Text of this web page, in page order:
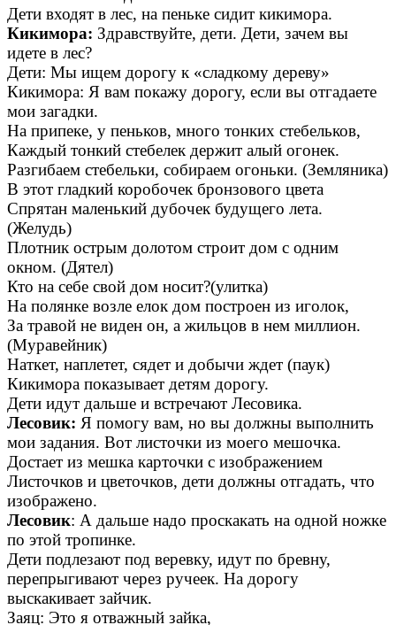
Дети входят в лес, на пеньке сидит кикимора.
Кикимора: Здравствуйте, дети. Дети, зачем вы
идете в лес?
Дети: Мы ищем дорогу к «сладкому дереву»
Кикимора: Я вам покажу дорогу, если вы отгадаете
мои загадки.
На припеке, у пеньков, много тонких стебельков,
Каждый тонкий стебелек держит алый огонек.
Разгибаем стебельки, собираем огоньки. (Земляника)
В этот гладкий коробочек бронзового цвета
Спрятан маленький дубочек будущего лета.
(Желудь)
Плотник острым долотом строит дом с одним
окном. (Дятел)
Кто на себе свой дом носит?(улитка)
На полянке возле елок дом построен из иголок,
За травой не виден он, а жильцов в нем миллион.
(Муравейник)
Наткет, наплетет, сядет и добычи ждет (паук)
Кикимора показывает детям дорогу.
Дети идут дальше и встречают Лесовика.
Лесовик: Я помогу вам, но вы должны выполнить
мои задания. Вот листочки из моего мешочка.
Достает из мешка карточки с изображением
Листочков и цветочков, дети должны отгадать, что
изображено.
Лесовик: А дальше надо проскакать на одной ножке
по этой тропинке.
Дети подлезают под веревку, идут по бревну,
перепрыгивают через ручеек. На дорогу
выскакивает зайчик.
Заяц: Это я отважный зайка,